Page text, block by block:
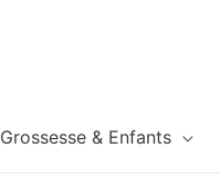
Grossesse & Enfants